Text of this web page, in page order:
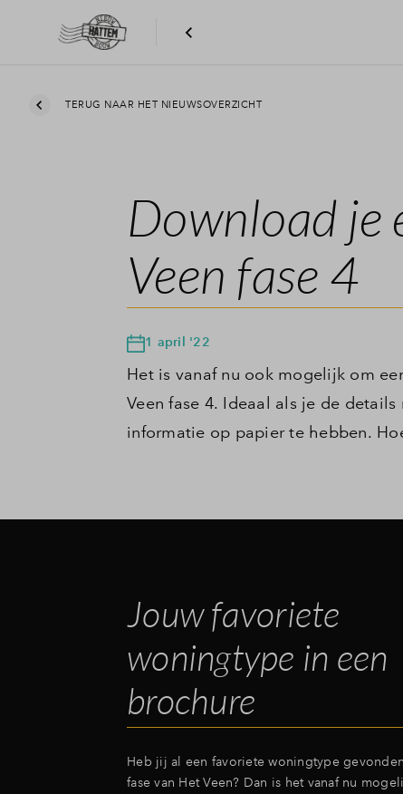
TERUG NAAR HET NIEUWSOVERZICHT
Download je
Veen fase 4
1 april '22
Het is vanaf nu ook mogelijk om
Veen fase 4. Ideaal als je de
informatie op papier te hebben.
Jouw favoriete
woningtype in een
brochure
Heb jij al een favoriete woningtype
fase van Het Veen? Dan is het vanaf nu